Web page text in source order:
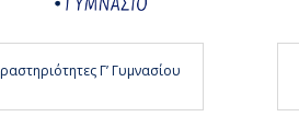
Γ’ Γυμνασίου